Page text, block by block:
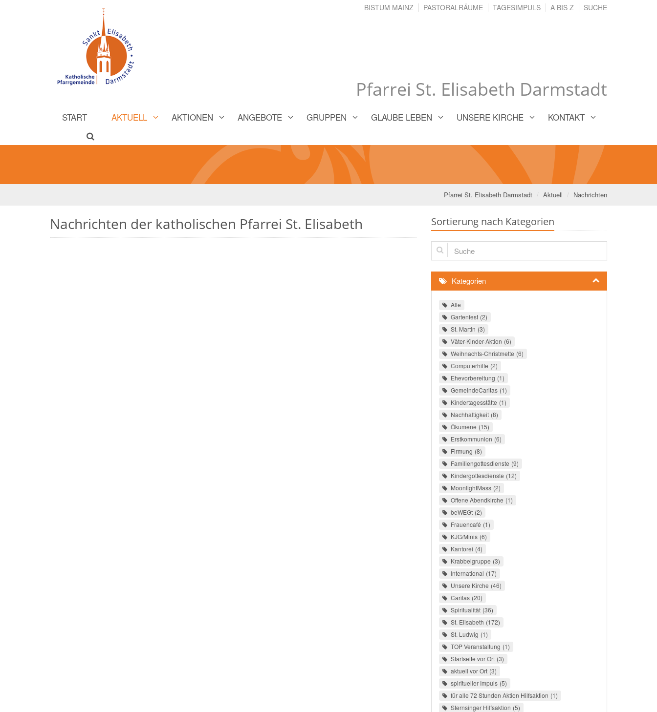
Pfarrei St. Elisabeth Darmstadt
BISTUM MAINZ PASTORALRÄUME TAGESIMPULS A BIS Z SUCHE
START AKTUELL AKTIONEN ANGEBOTE GRUPPEN GLAUBE LEBEN UNSERE KIRCHE KONTAKT
Pfarrei St. Elisabeth Darmstadt Aktuell Nachrichten
Nachrichten der katholischen Pfarrei St. Elisabeth Sortierung nach Kategorien
Suche
Kategorien
Alle
Gartenfest 2
St. Martin 3
Väter-Kinder-Aktion 6
Weihnachts-Christmette 6
Computerhilfe 2
Ehevorbereitung 1
GemeindeCaritas 1
Kindertagesstätte 1
Nachhaltigkeit 8
Ökumene 15
Erstkommunion 6
Firmung 8
Familiengottesdienste 9
Kindergottesdienste 12
MoonlightMass 2
Offene Abendkirche 1
beWEGt 2
Frauencafé 1
KJG/Minis 6
Kantorei 4
Krabbelgruppe 3
International 17
Unsere Kirche 46
Caritas 20
Spiritualität 36
St. Elisabeth 172
St. Ludwig 1
TOP Veranstaltung 1
Startseite vor Ort 3
aktuell vor Ort 3
spiritueller Impuls 5
für alle 72 Stunden Aktion Hilfsaktion 1
Sternsinger Hilfsaktion 5